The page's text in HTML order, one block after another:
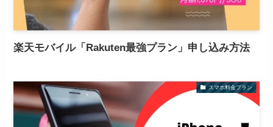
楽天モバイル「Rakuten最強プラン」申し込み方法
スマホ料金プラン